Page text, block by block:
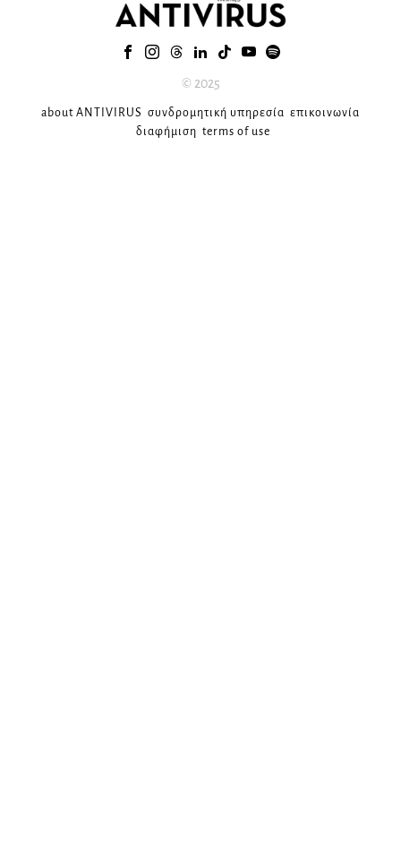
© 2025
about ANTIVIRUS συνδρομητική υπηρεσία επικοινωνία
διαφήμιση terms of use